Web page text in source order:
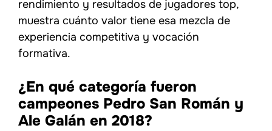
rendimiento y resultados de jugadores top,
muestra cuánto valor tiene esa mezcla de
experiencia competitiva y vocación
formativa.
¿En qué categoría fueron
campeones Pedro San Román y
Ale Galán en 2018?